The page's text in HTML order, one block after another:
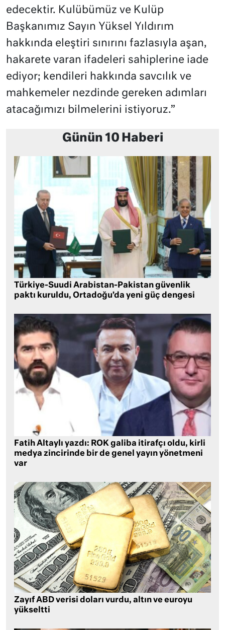
edecektir. Kulübümüz ve Kulüp
Başkanımız Sayın Yüksel Yıldırım
hakkında eleştiri sınırını fazlasıyla aşan,
hakarete varan ifadeleri sahiplerine iade
ediyor; kendileri hakkında savcılık ve
mahkemeler nezdinde gereken adımları
atacağımızı bilmelerini istiyoruz.”
Günün 10 Haberi
Türkiye-Suudi Arabistan-Pakistan güvenlik
paktı kuruldu, Ortadoğu’da yeni güç dengesi
Fatih Altaylı yazdı: ROK galiba itirafçı oldu, kirli
medya zincirinde bir de genel yayın yönetmeni
var
Zayıf ABD verisi doları vurdu, altın ve euroyu
yükseltti